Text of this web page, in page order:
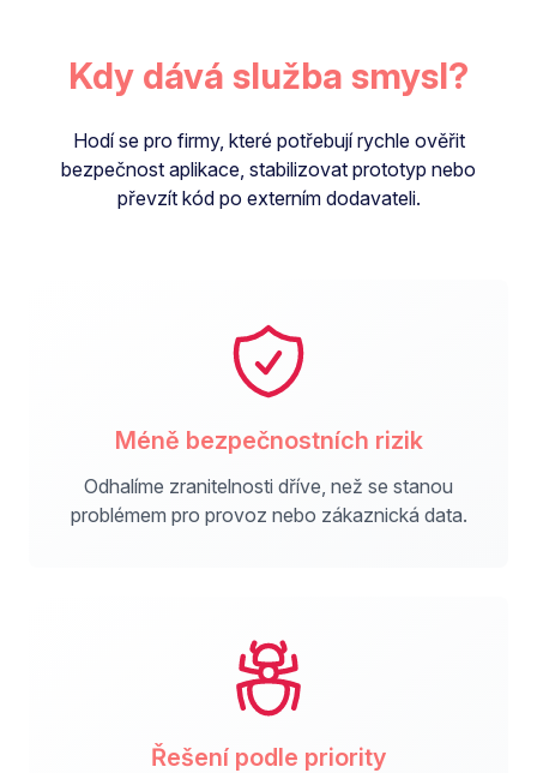
Kdy dává služba smysl?
Hodí se pro firmy, které potřebují rychle ověřit
bezpečnost aplikace, stabilizovat prototyp nebo
převzít kód po externím dodavateli.
Méně bezpečnostních rizik
Odhalíme zranitelnosti dříve, než se stanou
problémem pro provoz nebo zákaznická data.
Řešení podle priority